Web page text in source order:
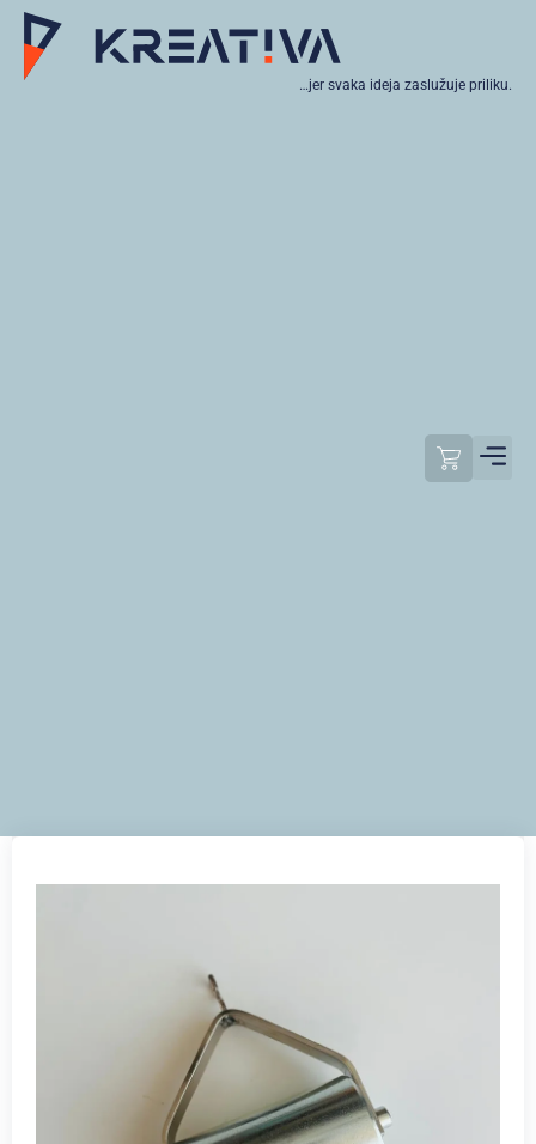
…jer svaka ideja zaslužuje priliku.